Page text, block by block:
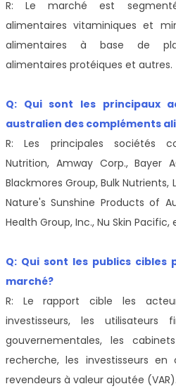
R: Le marché est
alimentaires vitaminiques et
alimentaires à base de
alimentaires protéiques et autres.
Q: Qui sont les principaux
australien des compléments
R: Les principales sociétés
Nutrition, Amway Corp., Bayer
Blackmores Group, Bulk Nutrients,
Nature's Sunshine Products of
Health Group, Inc., Nu Skin Pacific,
Q: Qui sont les publics cibles
marché?
R: Le rapport cible les
investisseurs, les utilisateurs
gouvernementales, les
recherche, les investisseurs
revendeurs à valeur ajoutée (VAR).